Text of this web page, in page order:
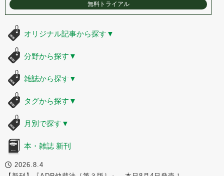
無料トライアル
オリジナル記事から探す ▼
分野から探す ▼
雑誌から探す ▼
タグから探す ▼
月別で探す ▼
本・雑誌 新刊
2026.8.4